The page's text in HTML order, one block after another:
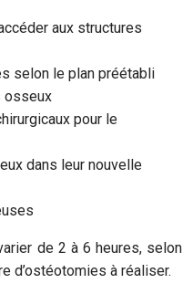
aux structures
selon le plan préétabli
osseux
pour le
dans leur nouvelle
de 2 à 6 heures, selon
d’ostéotomies à réaliser.